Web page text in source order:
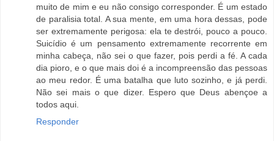
muito de mim e eu não consigo corresponder. É um estado
de paralisia total. A sua mente, em uma hora dessas, pode
ser extremamente perigosa: ela te destrói, pouco a pouco.
Suicídio é um pensamento extremamente recorrente em
minha cabeça, não sei o que fazer, pois perdi a fé. A cada
dia pioro, e o que mais doi é a incompreensão das pessoas
ao meu redor. É uma batalha que luto sozinho, e já perdi.
Não sei mais o que dizer. Espero que Deus abençoe a
todos aqui.
Responder